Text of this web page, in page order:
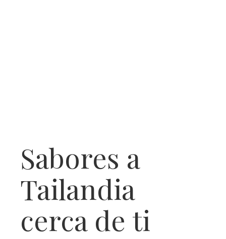
Sabores a
Tailandia
cerca de ti